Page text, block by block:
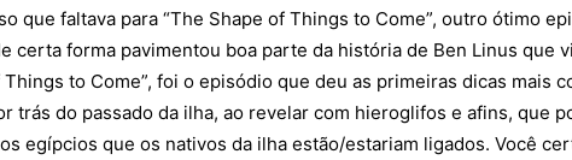
que faltava para “The Shape of Things to Come”, outro ótimo
certa forma pavimentou boa parte da história de Ben Linus que
Things to Come”, foi o episódio que deu as primeiras dicas mais
trás do passado da ilha, ao revelar com hieroglifos e afins, que
egípcios que os nativos da ilha estão/estariam ligados. Você